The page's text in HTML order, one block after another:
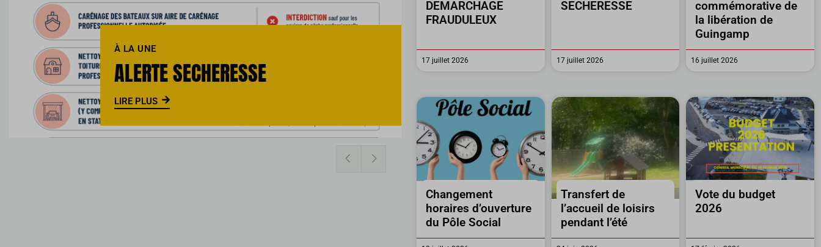
À LA UNE
ALERTE SECHERESSE
LIRE PLUS
DEMARCHAGE
FRAUDULEUX
17 juillet 2026
SECHERESSE
17 juillet 2026
commémorative de
la libération de
Guingamp
16 juillet 2026
Changement
horaires d’ouverture
du Pôle Social
Transfert de
l’accueil de loisirs
pendant l’été
Vote du budget
2026